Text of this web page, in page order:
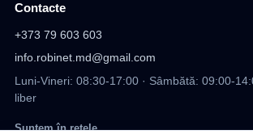
Contacte
+373 79 603 603
info.robinet.md@gmail.com
Luni-Vineri: 08:30-17:00 · Sâmbătă: 09:00-
liber
Suntem în rețele